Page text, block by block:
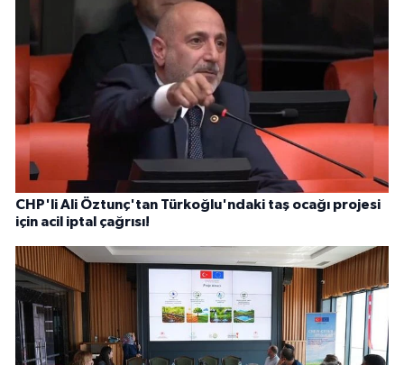
CHP'li Ali Öztunç'tan Türkoğlu'ndaki taş ocağı projesi
için acil iptal çağrısı!